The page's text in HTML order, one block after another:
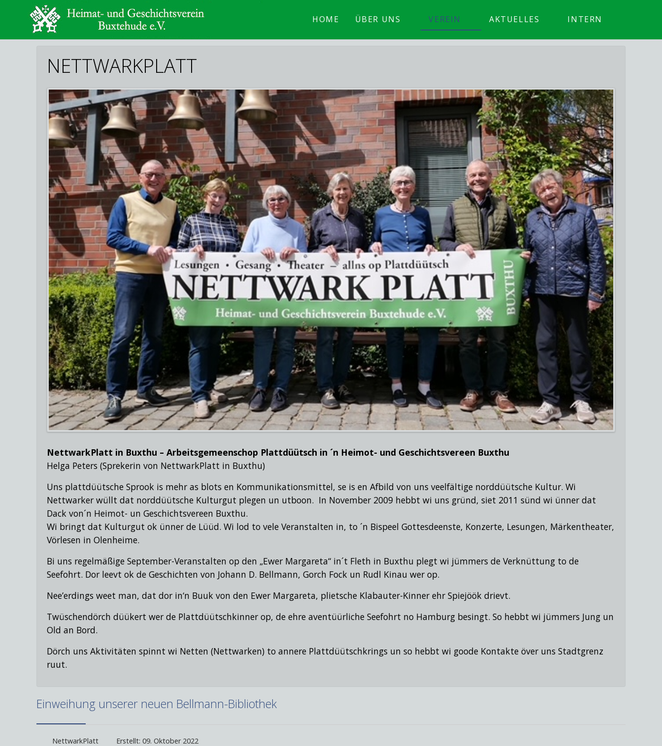
HOME ÜBER UNS VEREIN AKTUELLES INTERN
NETTWARKPLATT
NettwarkPlatt in Buxthu – Arbeitsgemeenschop Plattdüütsch in ´n Heimot- und Geschichtsvereen Buxthu
Helga Peters (Sprekerin von NettwarkPlatt in Buxthu)
Uns plattdüütsche Sprook is mehr as blots en Kommunikationsmittel, se is en Afbild von uns veelfältige norddüütsche Kultur. Wi
Nettwarker wüllt dat norddüütsche Kulturgut plegen un utboon. In November 2009 hebbt wi uns gründ, siet 2011 sünd wi ünner dat
Dack von´n Heimot- un Geschichtsvereen Buxthu.
Wi bringt dat Kulturgut ok ünner de Lüüd. Wi lod to vele Veranstalten in, to ´n Bispeel Gottesdeenste, Konzerte, Lesungen, Märkentheater,
Vörlesen in Olenheime.
Bi uns regelmäßige September-Veranstalten op den „Ewer Margareta“ in´t Fleth in Buxthu plegt wi jümmers de Verknüttung to de
Seefohrt. Dor leevt ok de Geschichten von Johann D. Bellmann, Gorch Fock un Rudl Kinau wer op.
Nee’erdings weet man, dat dor in‘n Buuk von den Ewer Margareta, plietsche Klabauter-Kinner ehr Spiejöök drievt.
Twüschendörch düükert wer de Plattdüütschkinner op, de ehre aventüürliche Seefohrt no Hamburg besingt. So hebbt wi jümmers Jung un
Old an Bord.
Dörch uns Aktivitäten spinnt wi Netten (Nettwarken) to annere Plattdüütschkrings un so hebbt wi goode Kontakte över uns Stadtgrenz
ruut.
Einweihung unserer neuen Bellmann-Bibliothek
NettwarkPlatt Erstellt: 09. Oktober 2022